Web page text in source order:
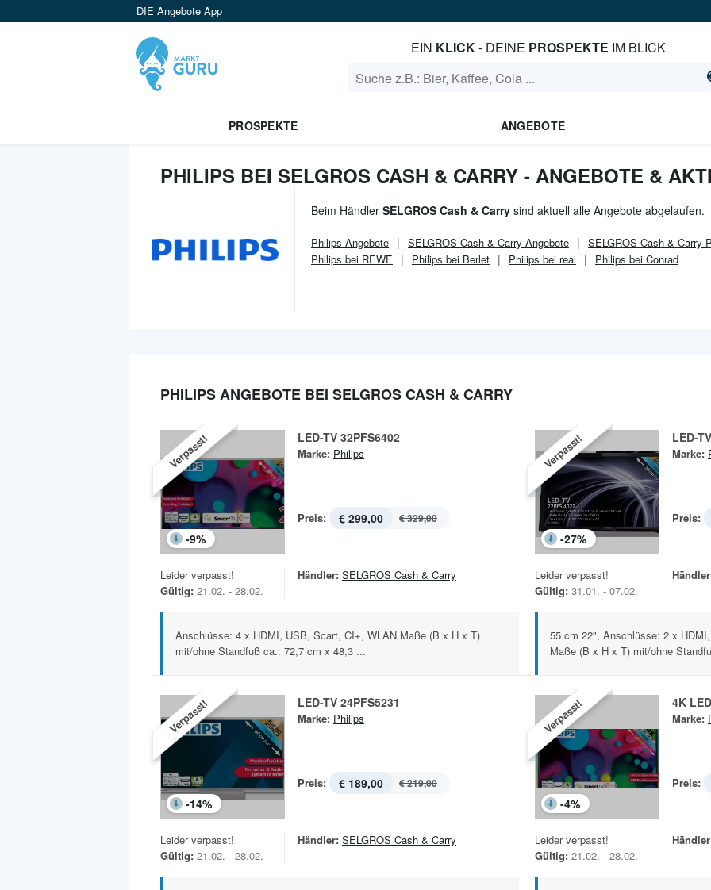
DIE Angebote App
EIN KLICK- DEINE PROSPEKTE IM BLICK
PROSPEKTE ANGEBOTE
PHILIPS BEI SELGROS CASH & CARRY - ANGEBOTE &
Beim Händler SELGROS Cash & Carry sind aktuell alle Angebote abgelaufen.
Philips Angebote SELGROS Cash & Carry Angebote SELGROS Cash & Carry
Philips bei REWE
Philips bei Berlet Philips bei real Philips bei Conrad
PHILIPS ANGEBOTE BEI SELGROS CASH & CARRY
Verpasst!
-9%
LED-TV 32PFS6402
Marke: Philips
Preis: € 299,00 € 329,00
Leider verpasst!
Gültig: 21.02. - 28.02.
Händler: SELGROS Cash & Carry
Anschlüsse: 4 x HDMI, USB, Scart, CI+, WLAN Maße (B x H x T)
mit/ohne Standfuß ca.: 72,7 cm x 48,3 ...
Verpasst!
-27%
LED-
Marke:
Preis:
Leider verpasst!
Gültig: 31.01. - 07.02.
55 cm 22", Anschlüsse: 2 x
Maße (B x H x T) mit/ohne
Verpasst!
-14%
LED-TV 24PFS5231
Marke: Philips
Preis: € 189,00 € 219,00
Leider verpasst!
Gültig: 21.02. - 28.02.
Händler: SELGROS Cash & Carry
Verpasst!
-4%
4K
Marke:
Preis:
Leider verpasst!
Gültig: 21.02. - 28.02.